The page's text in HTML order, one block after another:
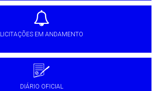
LICITAÇÕES EM ANDAMENTO
DIÁRIO OFICIAL